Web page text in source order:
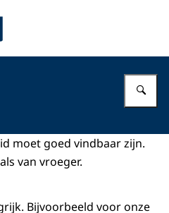
moet goed vindbaar zijn.
van vroeger.
Bijvoorbeeld voor onze